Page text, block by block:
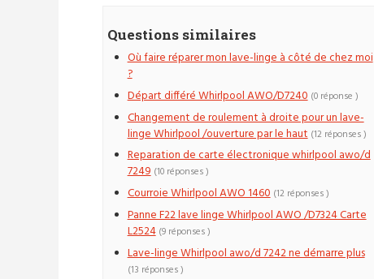
Questions similaires
Où faire réparer mon lave-linge à côté de chez moi
?
Départ différé Whirlpool AWO/D7240 (0 réponse )
Changement de roulement à droite pour un lave-
linge Whirlpool /ouverture par le haut (12 réponses )
Reparation de carte électronique whirlpool awo/d
7249 (10 réponses )
Courroie Whirlpool AWO 1460 (12 réponses )
Panne F22 lave linge Whirlpool AWO /D7324 Carte
L2524 (9 réponses )
Lave-linge Whirlpool awo/d 7242 ne démarre plus
(13 réponses )